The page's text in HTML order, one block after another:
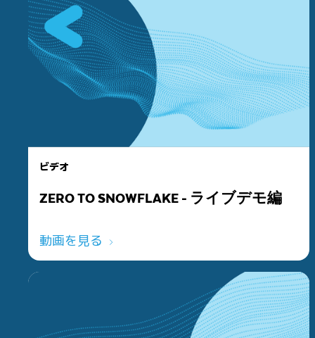
ビデオ
ZERO TO SNOWFLAKE - ライブデモ編
動画を見る